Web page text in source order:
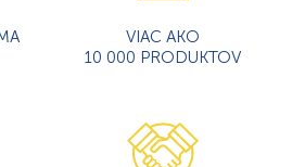
VIAC AKO
10 000 PRODUKTOV